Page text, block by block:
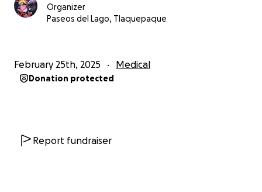
Organizer
Paseos del Lago, Tlaquepaque
February 25th, 2025 Medical
Donation protected
Report fundraiser